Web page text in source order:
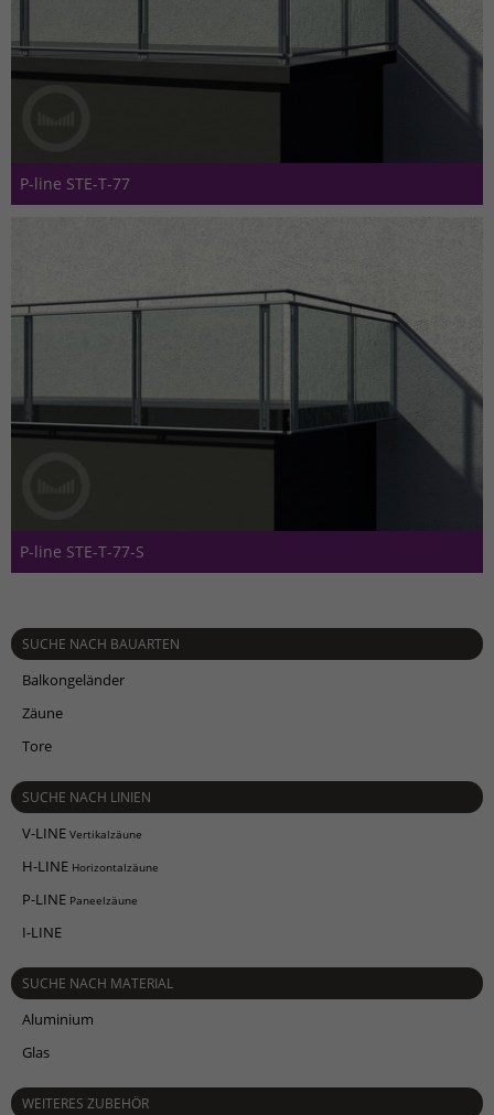
SUCHE NACH BAUARTEN
Balkongeländer
Zäune
Tore
SUCHE NACH LINIEN
V-LINE Vertikalzäune
H-LINE Horizontalzäune
P-LINE Paneelzäune
I-LINE
SUCHE NACH MATERIAL
Aluminium
Glas
WEITERES ZUBEHÖR
P-line STE-T-77
P-line STE-T-77-S